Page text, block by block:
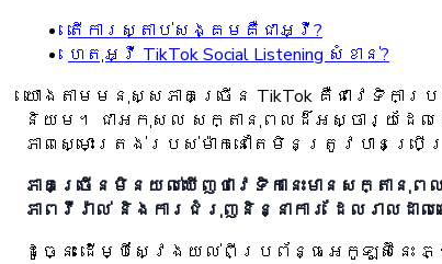
តើការស្តាប់សង្គមគឺជាអ្វី?
ហេតុអ្វី TikTok Social Listening សំខាន់?
យោងតាមមនុស្សភាគច្រើន TikTok គឺជាវេ
និយម។ ជាអកុសល សក្តានុពលដ៏អស្ចារ្យដែល
ភាពស្មោះត្រង់របស់ម៉ាកនៅតែមិនត្រូវបានប្រើ
ភាគច្រើនមិនយល់ឃើញថាវេទិកានេះមានសក្
ភាពវីរ៉ាល់ និងការជំរុញនិន្នាការ ដែលរាល
ដូច្នេះ ដើម្បីស្វែងយល់ពីប្រព័ន្ធអេកូឡូស៊ីនេះ